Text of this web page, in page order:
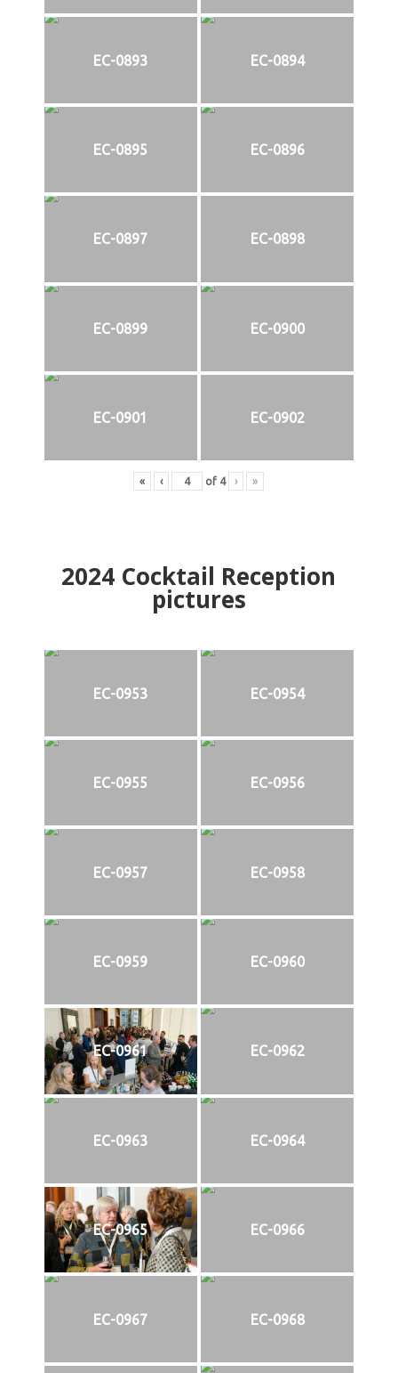
EC-0893 EC-0894
EC-0895 EC-0896
EC-0897 EC-0898
EC-0899 EC-0900
EC-0901 EC-0902
« ‹ of 4 › »
2024 Cocktail Reception
pictures
EC-0953 EC-0954
EC-0955 EC-0956
EC-0957 EC-0958
EC-0959 EC-0960
EC-0961 EC-0962
EC-0963 EC-0964
EC-0965 EC-0966
EC-0967 EC-0968